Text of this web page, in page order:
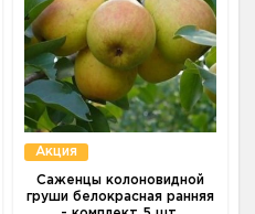
Акция
Саженцы колоновидной
груши белокрасная ранняя